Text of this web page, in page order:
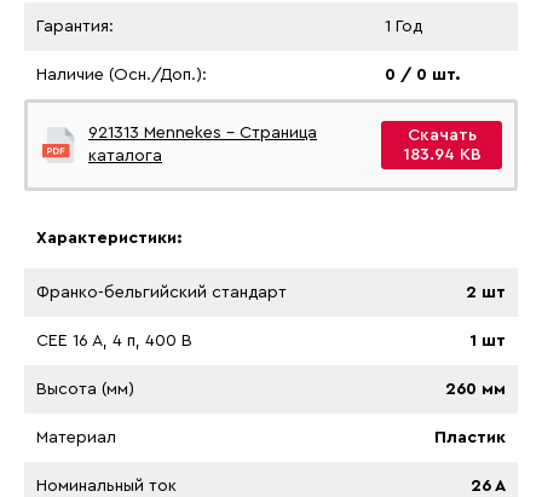
Гарантия: 1 Год
Наличие (Осн./Доп.): 0 / 0 шт.
921313 Mennekes - Страница
каталога
Скачать
183.94 KB
Характеристики:
Франко-бельгийский стандарт 2 шт
CEE 16 A, 4 п, 400 В 1 шт
Высота (мм) 260 мм
Материал Пластик
Номинальный ток 26 A